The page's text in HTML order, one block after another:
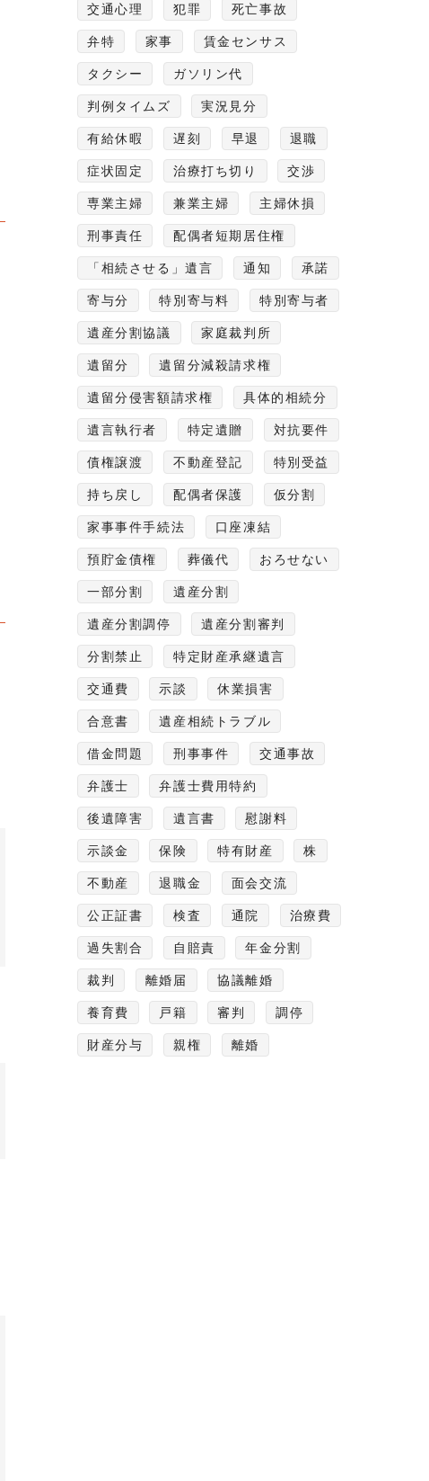
交通心理 犯罪 死亡事故
弁特 家事 賃金センサス
タクシー ガソリン代
判例タイムズ 実況見分
有給休暇 遅刻 早退 退職
症状固定 治療打ち切り 交渉
専業主婦 兼業主婦 主婦休損
刑事責任 配偶者短期居住権
「相続させる」遺言 通知 承諾
寄与分 特別寄与料 特別寄与者
遺産分割協議 家庭裁判所
遺留分 遺留分減殺請求権
遺留分侵害額請求権 具体的相続分
遺言執行者 特定遺贈 対抗要件
債権譲渡 不動産登記 特別受益
持ち戻し 配偶者保護 仮分割
家事事件手続法 口座凍結
預貯金債権 葬儀代 おろせない
一部分割 遺産分割
遺産分割調停 遺産分割審判
分割禁止 特定財産承継遺言
交通費 示談 休業損害
合意書 遺産相続トラブル
借金問題 刑事事件 交通事故
弁護士 弁護士費用特約
後遺障害 遺言書 慰謝料
示談金 保険 特有財産 株
不動産 退職金 面会交流
公正証書 検査 通院 治療費
過失割合 自賠責 年金分割
裁判 離婚届 協議離婚
養育費 戸籍 審判 調停
財産分与 親権 離婚